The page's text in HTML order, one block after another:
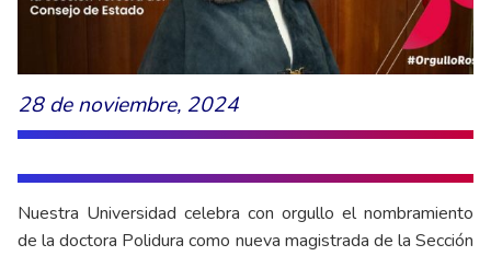
28 de noviembre, 2024
Nuestra Universidad celebra con orgullo el nombramiento
de la doctora Polidura como nueva magistrada de la Sección